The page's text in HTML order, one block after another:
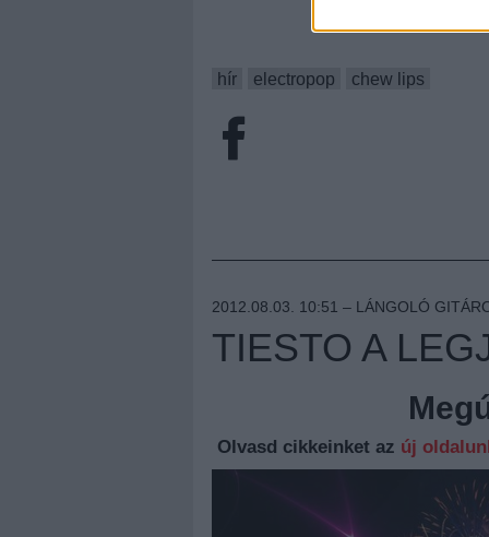
hír
electropop chew lips
2012.08.03. 10:51 – LÁNGOLÓ
TIESTO A
Olvasd cikkeinket az új